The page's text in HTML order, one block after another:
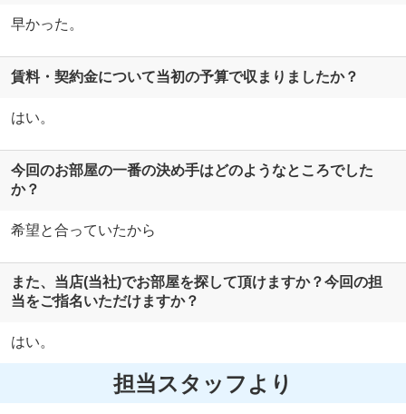
早かった。
賃料・契約金について当初の予算で収まりましたか？
はい。
今回のお部屋の一番の決め手はどのようなところでした
か？
希望と合っていたから
また、当店(当社)でお部屋を探して頂けますか？今回の担
当をご指名いただけますか？
はい。
担当スタッフより